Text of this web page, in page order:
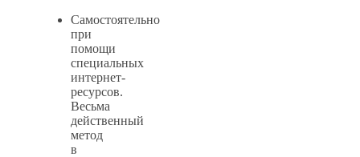
Самостоятельно
при
помощи
специальных
интернет-
ресурсов.
Весьма
действенный
метод
в